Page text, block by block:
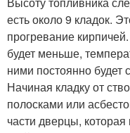
есть около 9 кладок.
прогревание
будет меньше,
ними постоянно будет
Начиная кладку от
полосками или
части дверцы,